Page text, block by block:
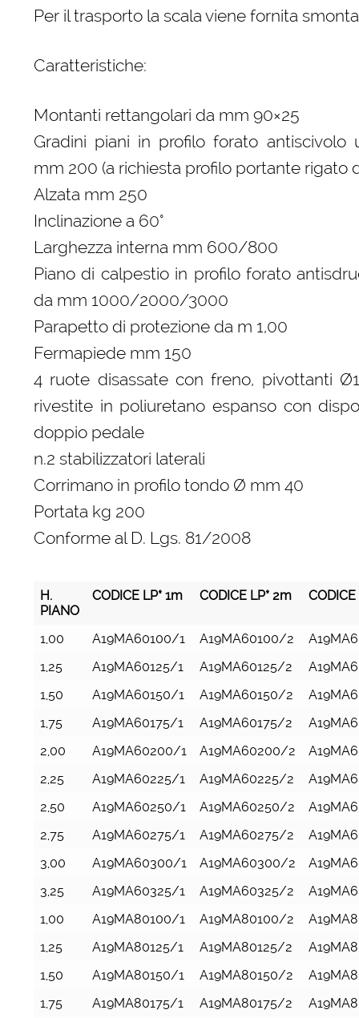
Per il trasporto la scala viene fornita
Caratteristiche:
Montanti rettangolari da mm 90×25
Gradini piani in profilo forato antiscivolo
mm 200 (a richiesta profilo portante rigato
Alzata mm 250
Inclinazione a 60°
Larghezza interna mm 600/800
Piano di calpestio in profilo forato
da mm 1000/2000/3000
Parapetto di protezione da m 1,00
Fermapiede mm 150
4 ruote disassate con freno, pivottanti
rivestite in poliuretano espanso con
doppio pedale
n.2 stabilizzatori laterali
Corrimano in profilo tondo Ø mm 40
Portata kg 200
Conforme al D. Lgs. 81/2008
H.
PIANO
CODICE LP* 1m CODICE LP* 2m
H.
PIANO
CODICE LP* 1m CODICE LP* 2m
1,00 A19MA60100/1 A19MA60100/2
1,25
A19MA60125/1 A19MA60125/2
1,50
A19MA60150/1 A19MA60150/2
1,75
A19MA60175/1 A19MA60175/2
2,00
A19MA60200/1 A19MA60200/2
2,25
A19MA60225/1 A19MA60225/2
2,50
A19MA60250/1 A19MA60250/2
2,75
A19MA60275/1 A19MA60275/2
3,00
A19MA60300/1 A19MA60300/2
3,25
A19MA60325/1 A19MA60325/2
1,00
A19MA80100/1 A19MA80100/2
1,25
A19MA80125/1 A19MA80125/2
1,50
A19MA80150/1 A19MA80150/2
1,75
A19MA80175/1 A19MA80175/2